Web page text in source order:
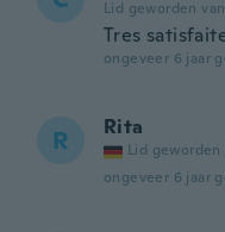
Lid geworden
Tres
ongeveer 6 jaar
R Rita
Lid geworden
ongeveer 6 jaar